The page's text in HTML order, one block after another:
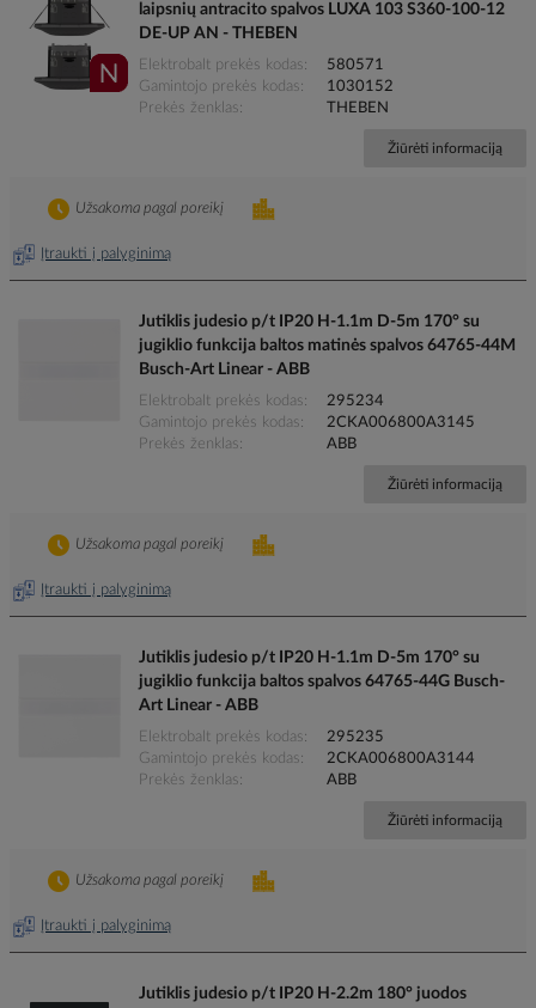
laipsnių antracito spalvos LUXA 103 S360-100-12
DE-UP AN - THEBEN
Elektrobalt prekės kodas
580571
Gamintojo prekės kodas
1030152
Prekės ženklas
THEBEN
Žiūrėti informaciją
Įtraukti į palyginimą
Užsakoma pagal poreikį
Jutiklis judesio p/t IP20 H-1.1m D-5m 170° su
jugiklio funkcija baltos matinės spalvos 64765-44M
Busch-Art Linear - ABB
Elektrobalt prekės kodas
295234
Gamintojo prekės kodas
2CKA006800A3145
Prekės ženklas
ABB
Žiūrėti informaciją
Įtraukti į palyginimą
Užsakoma pagal poreikį
Jutiklis judesio p/t IP20 H-1.1m D-5m 170° su
jugiklio funkcija baltos spalvos 64765-44G Busch-
Art Linear - ABB
Elektrobalt prekės kodas
295235
Gamintojo prekės kodas
2CKA006800A3144
Prekės ženklas
ABB
Žiūrėti informaciją
Įtraukti į palyginimą
Užsakoma pagal poreikį
Jutiklis judesio p/t IP20 H-2.2m 180° juodos